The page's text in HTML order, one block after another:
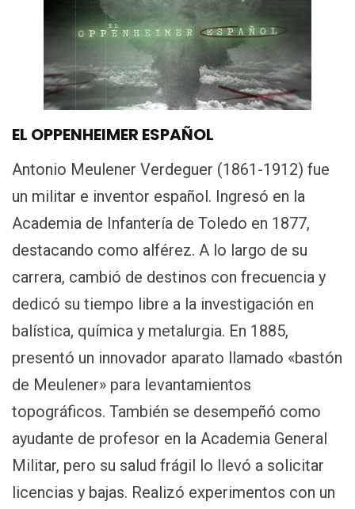
EL OPPENHEIMER ESPAÑOL
Antonio Meulener Verdeguer (1861-1912) fue
un militar e inventor español. Ingresó en la
Academia de Infantería de Toledo en 1877,
destacando como alférez. A lo largo de su
carrera, cambió de destinos con frecuencia y
dedicó su tiempo libre a la investigación en
balística, química y metalurgia. En 1885,
presentó un innovador aparato llamado «bastón
de Meulener» para levantamientos
topográficos. También se desempeñó como
ayudante de profesor en la Academia General
Militar, pero su salud frágil lo llevó a solicitar
licencias y bajas. Realizó experimentos con un